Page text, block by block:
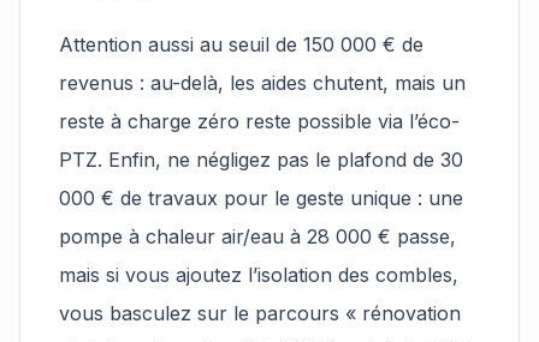
Attention aussi au seuil de 150 000 € de
revenus : au-delà, les aides chutent, mais un
reste à charge zéro reste possible via l’éco-
PTZ. Enfin, ne négligez pas le plafond de 30
000 € de travaux pour le geste unique : une
pompe à chaleur air/eau à 28 000 € passe,
mais si vous ajoutez l’isolation des combles,
vous basculez sur le parcours « rénovation